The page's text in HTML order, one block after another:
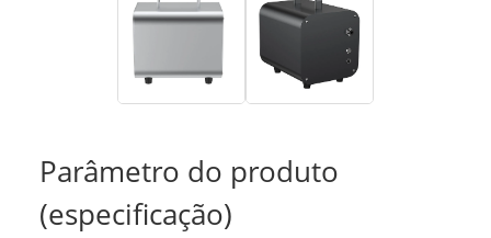
Parâmetro do produto
(especificação)